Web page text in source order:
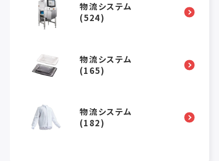
物流システム
(524)
物流システム
(165)
物流システム
(182)